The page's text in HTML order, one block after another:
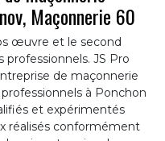
Maçonnerie 60
œuvre et le second
JS Pro
de maçonnerie
à Ponchon
et expérimentés
réalisés conformément